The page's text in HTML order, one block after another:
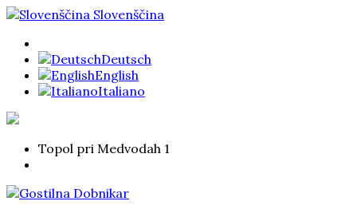
Slovenščina
Deutsch
English
Italiano
Topol pri Medvodah 1